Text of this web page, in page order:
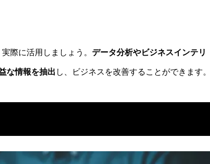
際に活用しましょう。 データ分析やビジネスインテリ
な情報を抽出 し、ビジネスを改善することができます。